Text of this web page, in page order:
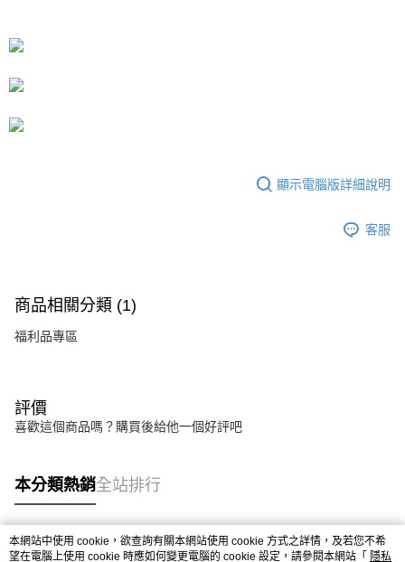
顯示電腦版詳細說明
客服
商品相關分類 (1)
福利品專區
評價
喜歡這個商品嗎？購買後給他一個好評吧
本分類熱銷全站排行
熱門標籤
本網站中使用 cookie，欲查詢有關本網站使用 cookie 方式之詳情，及若您不希
望在電腦上使用 cookie 時應如何變更電腦的 cookie 設定，請參閱本網站「 隱私